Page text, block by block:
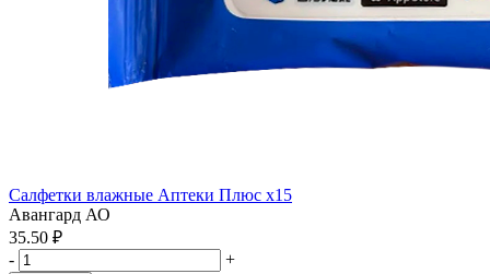
Салфетки влажные Аптеки Плюс x15
Авангард АО
35.50 ₽
-
+